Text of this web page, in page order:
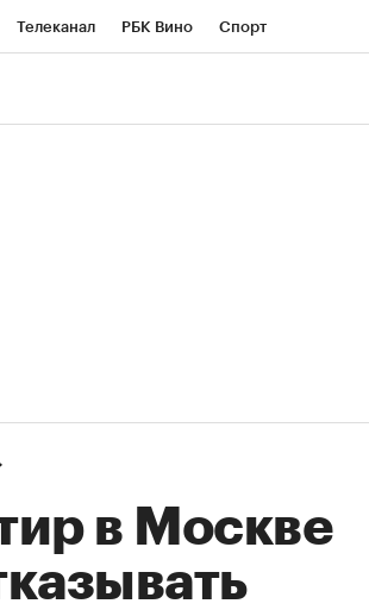
Телеканал РБК Вино Спорт
в Москве